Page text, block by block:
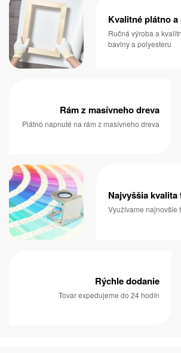
Kvalitné plátno
Ručná výroba a
bavlny a polyesteru
Rám z masívneho dreva
Plátno napnuté na rám z masívneho dreva
Najvyššia kvalita
Využívame najnovšie
Rýchle dodanie
Tovar expedujeme do 24 hodín